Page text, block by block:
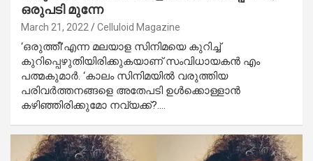
ഒരുപടി മുന്നേ
March 21, 2022 Celluloid Magazine
‘ഒരുത്തീ’എന്ന മലയാള സിനിമയെ കുറിച്ച്
കുറിപ്പെഴുതിയിരിക്കുകയാണ് സംവിധായകന്‍ എം
പത്മകുമാര്‍. ‘കാലം സിനിമയില്‍ വരുത്തിയ
പരിവര്‍ത്തനങ്ങളെ അതേപടി ഉള്‍ക്കൊള്ളാന്‍
കഴിഞ്ഞിരിക്കുമോ നവ്യക്ക്?.…